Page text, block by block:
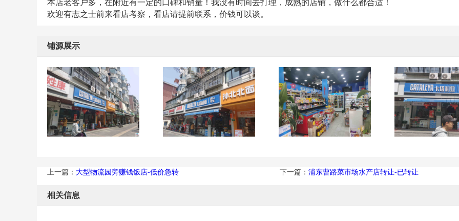
本店老客户多，在附近有一定的口碑和销量！我没有时间去打理，成熟的店铺，做什么都合适！
欢迎有志之士前来看店考察，看店请提前联系，价钱可以谈。
铺源展示
上一篇： 大型物流园旁赚钱饭店-低价急转 下一篇： 浦东曹路菜市场水产店转让-已转让
相关信息